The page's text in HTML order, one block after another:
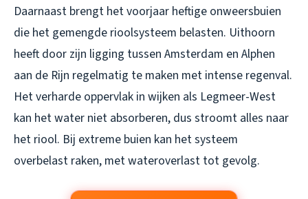
Daarnaast brengt het voorjaar heftige onweersbuien
die het gemengde rioolsysteem belasten. Uithoorn
heeft door zijn ligging tussen Amsterdam en Alphen
aan de Rijn regelmatig te maken met intense regenval.
Het verharde oppervlak in wijken als Legmeer-West
kan het water niet absorberen, dus stroomt alles naar
het riool. Bij extreme buien kan het systeem
overbelast raken, met wateroverlast tot gevolg.